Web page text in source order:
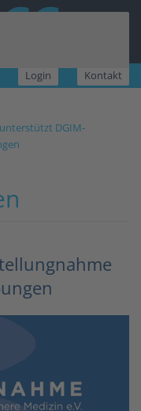
Login Kontakt
unterstützt DGIM-